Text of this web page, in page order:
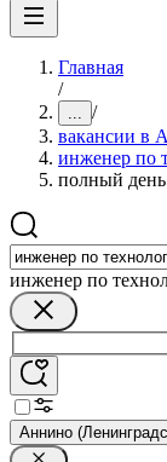
Главная
/
... /
вакансии в
инженер по
полный день
инженер по
Аннино